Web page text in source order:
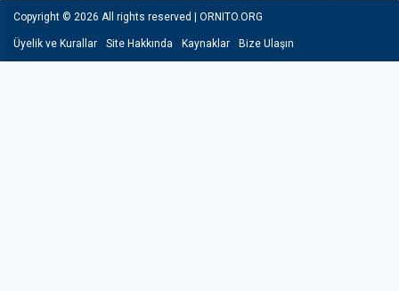
Copyright © 2026 All rights reserved | ORNITO.ORG
Üyelik ve Kurallar Site Hakkında Kaynaklar Bize Ulaşın